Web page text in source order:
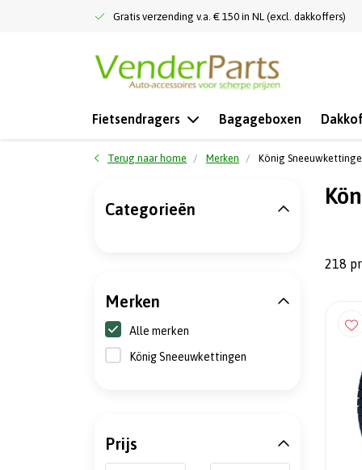
Gratis verzending v.a. € 150 in NL (excl. dakkoffers)
Fietsendragers Bagageboxen
Terug naar home Merken König
218
Categorieën
Merken
Alle merken
König Sneeuwkettingen
Prijs